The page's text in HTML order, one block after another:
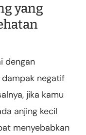
yang
dengan
negatif
jika kamu
anjing kecil
menyebabkan